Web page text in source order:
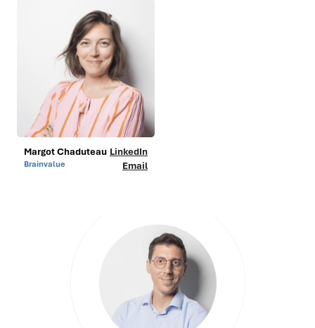
Margot Chaduteau
Brainvalue
LinkedIn
Email